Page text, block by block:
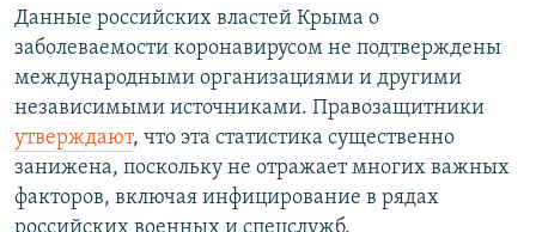
Данные российских властей Крыма о
заболеваемости коронавирусом не подтверждены
международными организациями и другими
независимыми источниками. Правозащитники
утверждают, что эта статистика существенно
занижена, поскольку не отражает многих важных
факторов, включая инфицирование в рядах
российских военных и спецслужб.